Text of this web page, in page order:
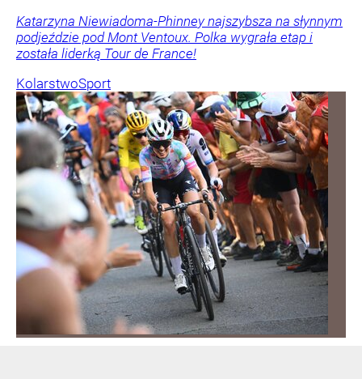
Katarzyna Niewiadoma-Phinney najszybsza na słynnym
podjeździe pod Mont Ventoux. Polka wygrała etap i
została liderką Tour de France!
KolarstwoSport